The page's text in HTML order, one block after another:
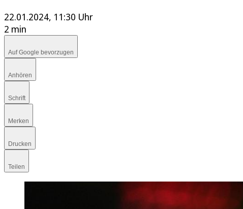
22.01.2024, 11:30 Uhr
2 min
Auf Google bevorzugen
Anhören
Schrift
Merken
Drucken
Teilen